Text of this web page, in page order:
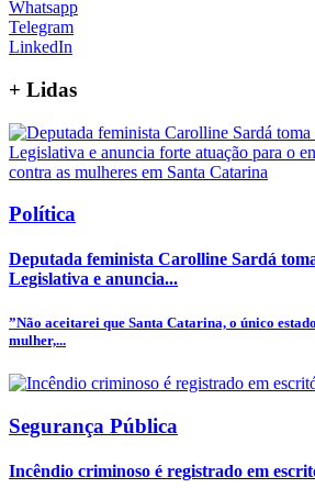
Whatsapp
Telegram
LinkedIn
+ Lidas
Política
Deputada feminista Carolline Sardá
Legislativa e anuncia...
”Não aceitarei que Santa Catarina, o único
mulher,...
Segurança Pública
Incêndio criminoso é registrado em